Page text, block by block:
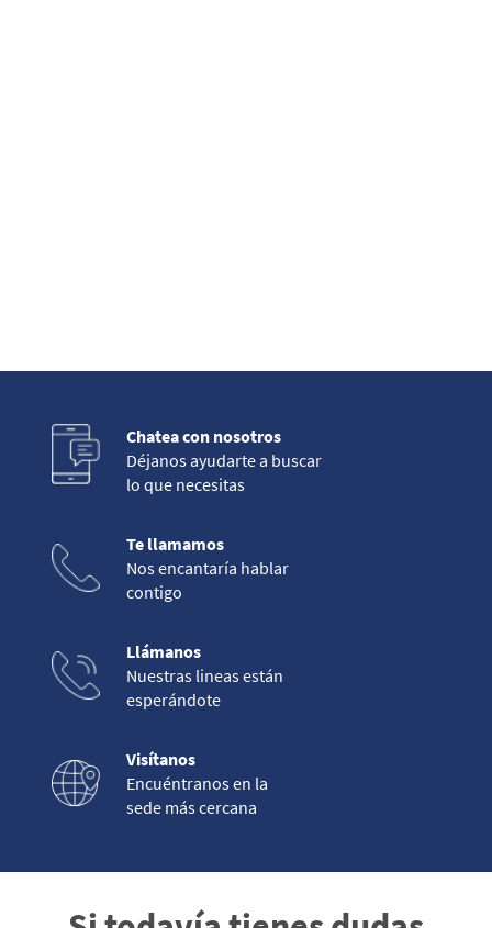
Chatea con nosotros
Déjanos ayudarte a buscar
lo que necesitas
Te llamamos
Nos encantaría hablar
contigo
Llámanos
Nuestras lineas están
esperándote
Visítanos
Encuéntranos en la
sede más cercana